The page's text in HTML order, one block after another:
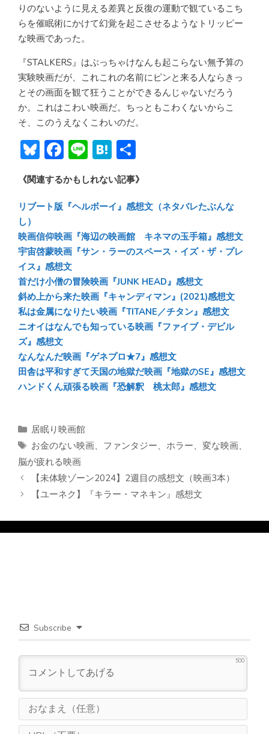
りのないように見える差異と反復の運動で観ているこち
らを催眠術にかけて幻覚を起こさせるようなトリッピー
な映画であった。
『STALKERS』はぶっちゃけなんも起こらない無予算の
実験映画だが、これこれの名前にピンと来る人ならきっ
とその画面を観て狂うことができるんじゃないだろう
か。これはこわい映画だ。ちっともこわくないからこ
そ、このうえなくこわいのだ。
Bl
u
e
sk
y
F
ac
e
b
o
ok
Li
n
e
H
at
e
n
a
有
《関連するかもしれない記事》
リブート版『ヘルボーイ』感想文（ネタバレたぶんな
し）
映画信仰映画『海辺の映画館 キネマの玉手箱』感想文
宇宙啓蒙映画『サン・ラーのスペース・イズ・ザ・プレ
イス』感想文
首だけ小僧の冒険映画『JUNK HEAD』感想文
斜め上から来た映画『キャンディマン』(2021)感想文
私は金属になりたい映画『TITANE／チタン』感想文
ニオイはなんでも知っている映画『ファイブ・デビル
ズ』感想文
なんなんだ映画『ゲネプロ★7』感想文
田舎は平和すぎて天国の地獄だ映画『地獄のSE』感想文
ハンドくん頑張る映画『恐解釈 桃太郎』感想文
カ
テ
ゴ
リ
ー
居眠り映画館
タ
グ
お金のない映画、 ファンタジー、 ホラー、 変な映画、
脳が疲れる映画
【未体験ゾーン2024】2週目の感想文（映画3本）
【ユーネク】『キラー・マネキン』感想文
Subscribe
500
ま